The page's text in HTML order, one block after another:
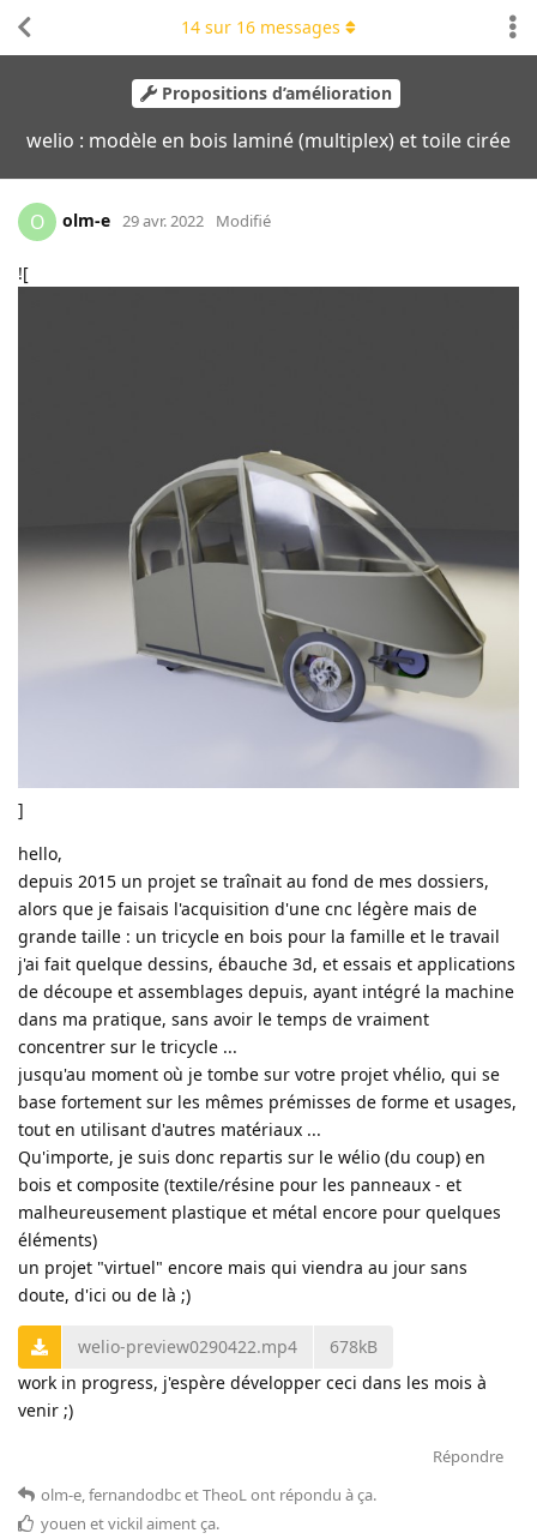
Propositions d’amélioration
welio : modèle en bois laminé (multiplex) et toile cirée
14 sur 16 messages
O olm-e 29 avr. 2022 Modifié
![
]
hello,
depuis 2015 un projet se traînait au fond de mes dossiers,
alors que je faisais l'acquisition d'une cnc légère mais de
grande taille : un tricycle en bois pour la famille et le travail
j'ai fait quelque dessins, ébauche 3d, et essais et applications
de découpe et assemblages depuis, ayant intégré la machine
dans ma pratique, sans avoir le temps de vraiment
concentrer sur le tricycle ...
jusqu'au moment où je tombe sur votre projet vhélio, qui se
base fortement sur les mêmes prémisses de forme et usages,
tout en utilisant d'autres matériaux ...
Qu'importe, je suis donc repartis sur le wélio (du coup) en
bois et composite (textile/résine pour les panneaux - et
malheureusement plastique et métal encore pour quelques
éléments)
un projet "virtuel" encore mais qui viendra au jour sans
doute, d'ici ou de là ;)
welio-preview0290422.mp4
678kB
work in progress, j'espère développer ceci dans les mois à
venir ;)
Répondre
olm-e,fernandodbcetTheoLont répondu à ça.
youen etvickilaiment ça.